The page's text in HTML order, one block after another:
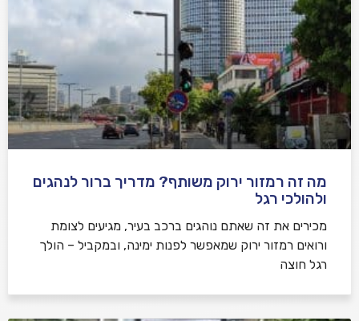
מה זה רמזור ירוק משותף? מדריך ברור לנהגים
ולהולכי רגל
מכירים את זה שאתם נוהגים ברכב בעיר, מגיעים לצומת
ורואים רמזור ירוק שמאפשר לפנות ימינה, ובמקביל – הולך
רגל חוצה